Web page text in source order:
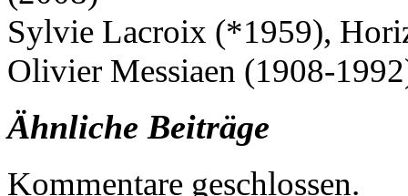
Sylvie Lacroix (*1959),
Olivier Messiaen (1908-
Ähnliche Beiträge
Kommentare geschlossen.